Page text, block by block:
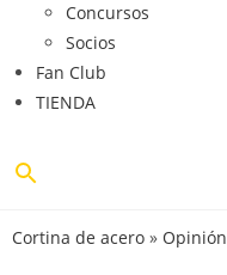
Concursos
Socios
Fan Club
TIENDA
Cortina de acero » Opinión